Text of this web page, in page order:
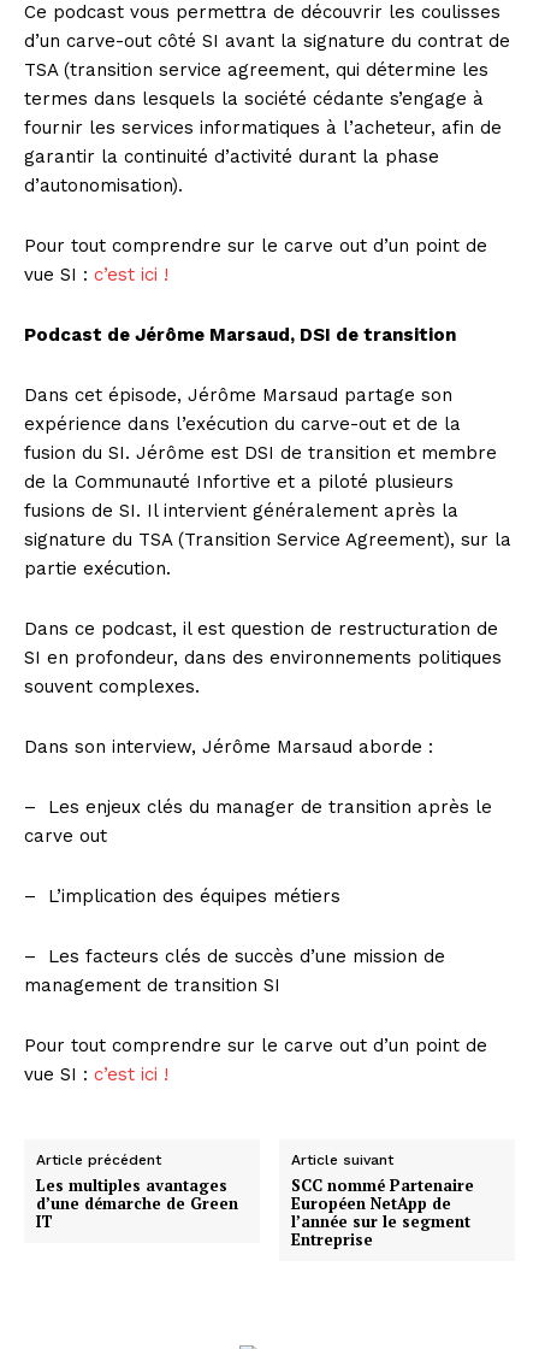
Ce podcast vous permettra de découvrir les coulisses
d’un carve-out côté SI avant la signature du contrat de
TSA (transition service agreement, qui détermine les
termes dans lesquels la société cédante s’engage à
fournir les services informatiques à l’acheteur, afin de
garantir la continuité d’activité durant la phase
d’autonomisation).
Pour tout comprendre sur le carve out d’un point de
vue SI : c’est ici !
Podcast de Jérôme Marsaud, DSI de transition
Dans cet épisode, Jérôme Marsaud partage son
expérience dans l’exécution du carve-out et de la
fusion du SI. Jérôme est DSI de transition et membre
de la Communauté Infortive et a piloté plusieurs
fusions de SI. Il intervient généralement après la
signature du TSA (Transition Service Agreement), sur la
partie exécution.
Dans ce podcast, il est question de restructuration de
SI en profondeur, dans des environnements politiques
souvent complexes.
Dans son interview, Jérôme Marsaud aborde :
– Les enjeux clés du manager de transition après le
carve out
– L’implication des équipes métiers
– Les facteurs clés de succès d’une mission de
management de transition SI
Pour tout comprendre sur le carve out d’un point de
vue SI : c’est ici !
Article précédent
Les multiples avantages
d’une démarche de Green
IT
Article suivant
SCC nommé Partenaire
Européen NetApp de
l’année sur le segment
Entreprise